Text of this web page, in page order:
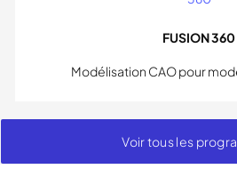
FUSION 360
Modélisation CAO pour
Voir tous les